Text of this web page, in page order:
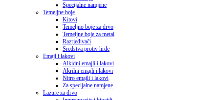
Specijalne namjene
Temeljne boje
Kitovi
Temeljno boje za drvo
Temeljne boje za metal
Razrjeđivači
Sredstva protiv hrđe
Emajl i lakovi
Alkidni emajli i lakovi
Akrilni emajli i lakovi
Nitro emajli i lakovi
Za specijalne namjene
Lazure za drvo